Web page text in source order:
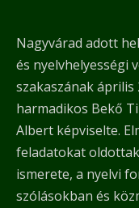
Nagyvárad adott
és nyelvhelyességi
szakaszának április
harmadikos Bekő
Albert képviselte.
feladatokat
ismerete, a nyelvi
szólásokban és